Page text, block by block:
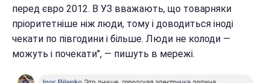
перед євро 2012. В УЗ вважають, що товарняки
пріоритетніше ніж люди, тому і доводиться іноді
чекати по півгодини і більше. Люди не колоди —
можуть і почекати", — пишуть в мережі.